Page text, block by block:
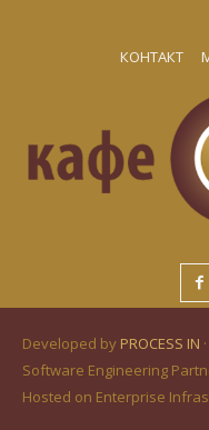
КОНТАКТ
Developed by PROCESS IN
Software Engineering
Hosted on Enterprise